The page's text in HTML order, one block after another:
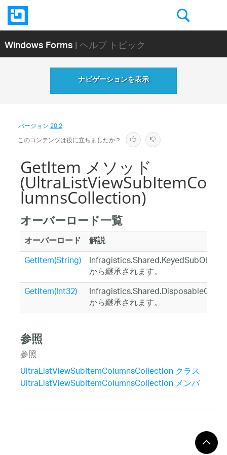
Windows Forms| ヘルプ トピック
ナビゲーションを表示
バージョン20.2
このコンテンツは役に立ちましたか？
GetItem メソッド
(UltraListViewSubItemCo
lumnsCollection)
オーバーロード一覧
オーバーロード 解説
GetItem(String)
から継承されます。
GetItem(Int32)
から継承されます。
参照
参照
UltraListViewSubItemColumnsCollection クラス
UltraListViewSubItemColumnsCollection メンバ